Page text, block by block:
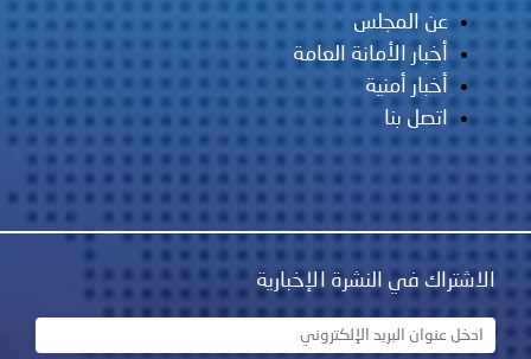
عن المجلس
أخبار الأمانة العامة
أخبار أمنية
اتصل بنا
الاشتراك في النشرة الإخبارية